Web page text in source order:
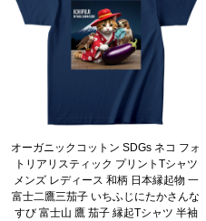
オーガニックコットン SDGs ネコ フォ
トリアリスティック プリントTシャツ
メンズ レディース 和柄 日本縁起物 一
富士二鷹三茄子 いちふじにたかさんな
すび 富士山 鷹 茄子 縁起Tシャツ 半袖